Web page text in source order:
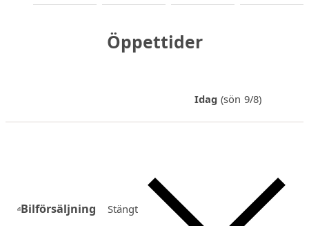
Öppettider
Idag (sön 9/8)
Bilförsäljning Stängt